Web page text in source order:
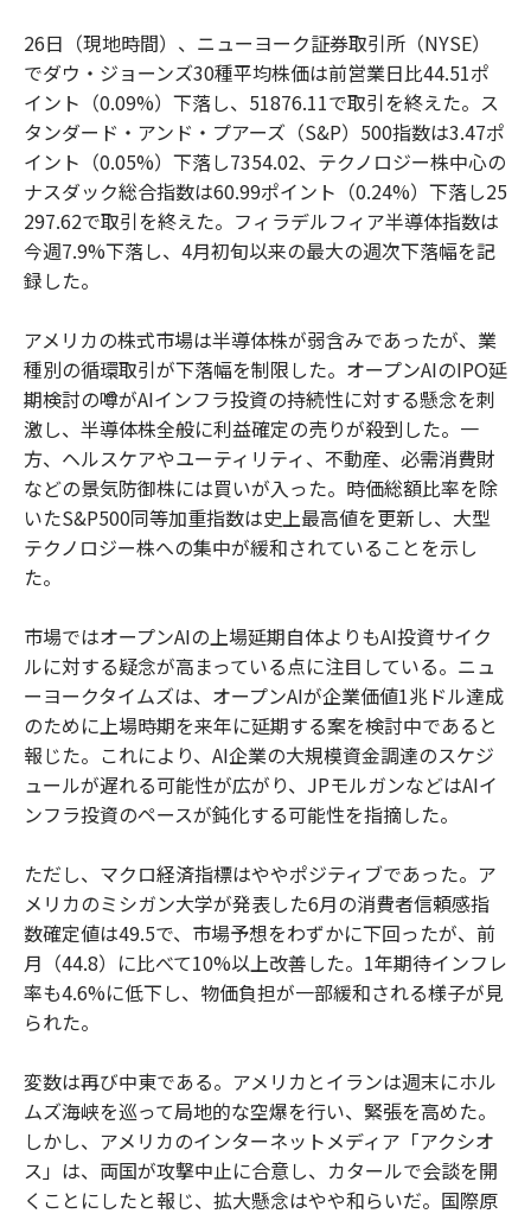
26日（現地時間）、ニューヨーク証券取引所（NYSE）
でダウ・ジョーンズ30種平均株価は前営業日比44.51ポ
イント（0.09%）下落し、51876.11で取引を終えた。ス
タンダード・アンド・プアーズ（S&P）500指数は3.47ポ
イント（0.05%）下落し7354.02、テクノロジー株中心の
ナスダック総合指数は60.99ポイント（0.24%）下落し25
297.62で取引を終えた。フィラデルフィア半導体指数は
今週7.9%下落し、4月初旬以来の最大の週次下落幅を記
録した。
アメリカの株式市場は半導体株が弱含みであったが、業
種別の循環取引が下落幅を制限した。オープンAIのIPO延
期検討の噂がAIインフラ投資の持続性に対する懸念を刺
激し、半導体株全般に利益確定の売りが殺到した。一
方、ヘルスケアやユーティリティ、不動産、必需消費財
などの景気防御株には買いが入った。時価総額比率を除
いたS&P500同等加重指数は史上最高値を更新し、大型
テクノロジー株への集中が緩和されていることを示し
た。
市場ではオープンAIの上場延期自体よりもAI投資サイク
ルに対する疑念が高まっている点に注目している。ニュ
ーヨークタイムズは、オープンAIが企業価値1兆ドル達成
のために上場時期を来年に延期する案を検討中であると
報じた。これにより、AI企業の大規模資金調達のスケジ
ュールが遅れる可能性が広がり、JPモルガンなどはAIイ
ンフラ投資のペースが鈍化する可能性を指摘した。
ただし、マクロ経済指標はややポジティブであった。ア
メリカのミシガン大学が発表した6月の消費者信頼感指
数確定値は49.5で、市場予想をわずかに下回ったが、前
月（44.8）に比べて10%以上改善した。1年期待インフレ
率も4.6%に低下し、物価負担が一部緩和される様子が見
られた。
変数は再び中東である。アメリカとイランは週末にホル
ムズ海峡を巡って局地的な空爆を行い、緊張を高めた。
しかし、アメリカのインターネットメディア「アクシオ
ス」は、両国が攻撃中止に合意し、カタールで会談を開
くことにしたと報じ、拡大懸念はやや和らいだ。国際原